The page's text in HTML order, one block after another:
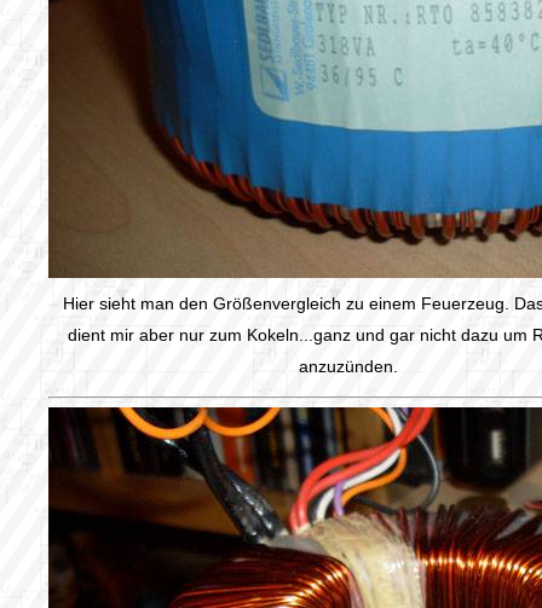
Hier sieht man den Größenvergleich zu einem Feuerzeug.
dient mir aber nur zum Kokeln...ganz und gar nicht dazu um
anzuzünden.